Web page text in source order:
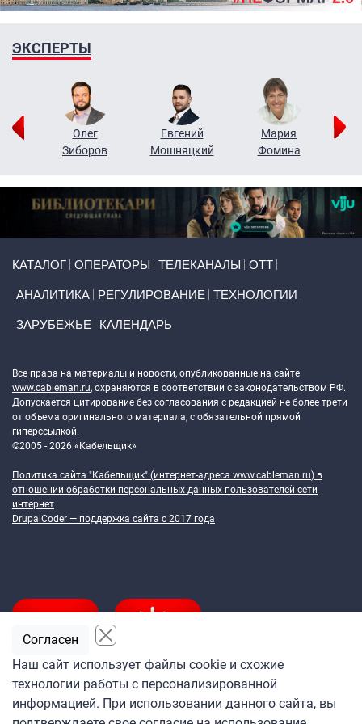
ЭКСПЕРТЫ
Олег
Зиборов
Евгений
Мошняцкий
Мария
Фомина
КАТАЛОГ ОПЕРАТОРЫ ТЕЛЕКАНАЛЫ ОТТ
АНАЛИТИКА РЕГУЛИРОВАНИЕ ТЕХНОЛОГИИ
ЗАРУБЕЖЬЕ КАЛЕНДАРЬ
Все права на материалы и новости, опубликованные на сайте
www.cableman.ru, охраняются в соответствии с законодательством РФ.
Допускается цитирование без согласования с редакцией не более трети
от объема оригинального материала, с обязательной прямой
гиперссылкой.
©2005 - 2026 «Кабельщик»
Политика сайта "Кабельщик" (интернет-адреса www.cableman.ru) в
отношении обработки персональных данных пользователей сети
интернет
DrupalCoder — поддержка сайта c 2017 года
Подпишитесь
на ежедневную рассылку
Наш сайт использует файлы cookie и схожие
технологии работы с персонализированной
информацией. При использовании данного сайта, вы
Согласен